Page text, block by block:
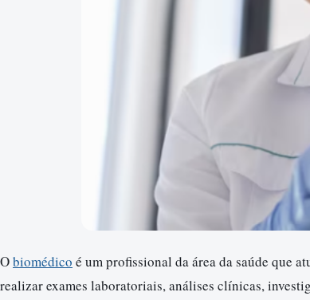
Obiomédico é um profissional da área da saúde que
realizar exames laboratoriais, análises clínicas,